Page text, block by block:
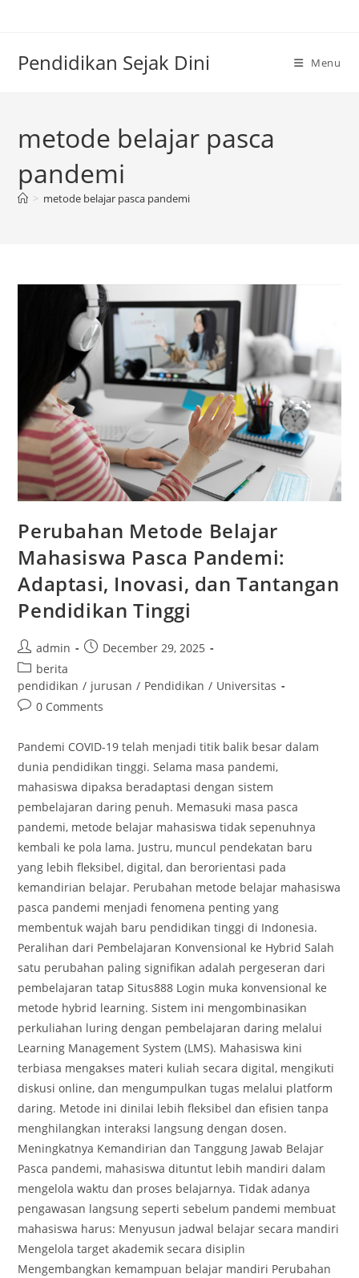
Pendidikan Sejak Dini Menu
metode belajar pasca
pandemi
> metode belajar pasca pandemi
Perubahan Metode Belajar
Mahasiswa Pasca Pandemi:
Adaptasi, Inovasi, dan Tantangan
Pendidikan Tinggi
Post
author:
admin
PostDecember 29, 2025
Post
category:
berita
pendidikan / jurusan / Pendidikan / Universitas
Post0 Comments
Pandemi COVID-19 telah menjadi titik balik besar dalam
dunia pendidikan tinggi. Selama masa pandemi,
mahasiswa dipaksa beradaptasi dengan sistem
pembelajaran daring penuh. Memasuki masa pasca
pandemi, metode belajar mahasiswa tidak sepenuhnya
kembali ke pola lama. Justru, muncul pendekatan baru
yang lebih fleksibel, digital, dan berorientasi pada
kemandirian belajar. Perubahan metode belajar mahasiswa
pasca pandemi menjadi fenomena penting yang
membentuk wajah baru pendidikan tinggi di Indonesia.
Peralihan dari Pembelajaran Konvensional ke Hybrid Salah
satu perubahan paling signifikan adalah pergeseran dari
pembelajaran tatap Situs888 Login muka konvensional ke
metode hybrid learning. Sistem ini mengombinasikan
perkuliahan luring dengan pembelajaran daring melalui
Learning Management System (LMS). Mahasiswa kini
terbiasa mengakses materi kuliah secara digital, mengikuti
diskusi online, dan mengumpulkan tugas melalui platform
daring. Metode ini dinilai lebih fleksibel dan efisien tanpa
menghilangkan interaksi langsung dengan dosen.
Meningkatnya Kemandirian dan Tanggung Jawab Belajar
Pasca pandemi, mahasiswa dituntut lebih mandiri dalam
mengelola waktu dan proses belajarnya. Tidak adanya
pengawasan langsung seperti sebelum pandemi membuat
mahasiswa harus: Menyusun jadwal belajar secara mandiri
Mengelola target akademik secara disiplin
Mengembangkan kemampuan belajar mandiri Perubahan